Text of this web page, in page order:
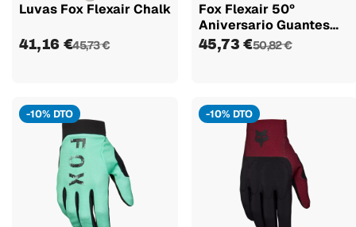
Luvas Fox Flexair Chalk
41,16 €45,73 €
Fox Flexair 50º
Aniversario Guantes
Largos
45,73 €50,82 €
-10% DTO -10% DTO